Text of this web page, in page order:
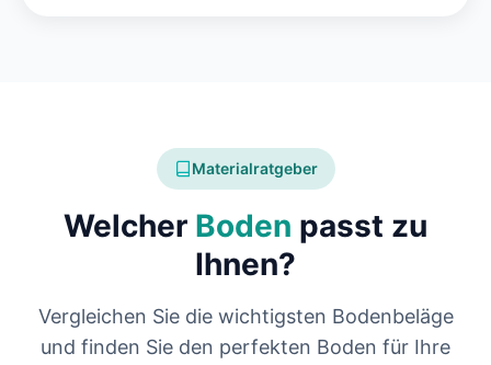
Materialratgeber
Welcher Boden passt zu
Ihnen?
Vergleichen Sie die wichtigsten Bodenbeläge
und finden Sie den perfekten Boden für Ihre